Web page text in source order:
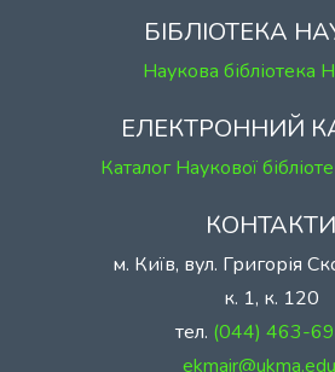
БІБЛІОТЕКА
Наукова
ЕЛЕКТРОННИЙ
Каталог Наукової
КОНТАКТИ
м. Київ, вул. Григорія
к. 1, к. 120
тел. (044) 463-